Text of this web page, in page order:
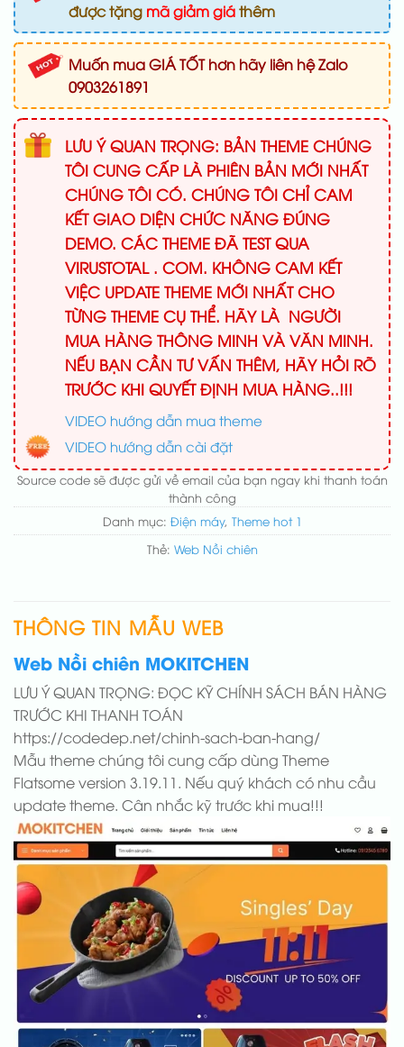
được tặng mã giảm giáthêm
Muốn mua GIÁ TỐT hơn hãy liên hệ Zalo
0903261891
LƯU Ý QUAN TRỌNG: BẢN THEME CHÚNG
TÔI CUNG CẤP LÀ PHIÊN BẢN MỚI NHẤT
CHÚNG TÔI CÓ. CHÚNG TÔI CHỈ CAM
KẾT GIAO DIỆN CHỨC NĂNG ĐÚNG
DEMO. CÁC THEME ĐÃ TEST QUA
VIRUSTOTAL . COM. KHÔNG CAM KẾT
VIỆC UPDATE THEME MỚI NHẤT CHO
TỪNG THEME CỤ THỂ. HÃY LÀ NGƯỜI
MUA HÀNG THÔNG MINH VÀ VĂN MINH.
NẾU BẠN CẦN TƯ VẤN THÊM, HÃY HỎI RÕ
TRƯỚC KHI QUYẾT ĐỊNH MUA HÀNG..!!!
VIDEO hướng dẫn mua theme
VIDEO hướng dẫn cài đặt
Source code sẽ được gửi về email của bạn ngay khi thanh toán
thành công
Danh mục: Điện máy, Theme hot 1
Thẻ: Web Nồi chiên
THÔNG TIN MẪU WEB
Web Nồi chiên MOKITCHEN
LƯU Ý QUAN TRỌNG: ĐỌC KỸ CHÍNH SÁCH BÁN HÀNG
TRƯỚC KHI THANH TOÁN
https://codedep.net/chinh-sach-ban-hang/
Mẫu theme chúng tôi cung cấp dùng Theme
Flatsome version 3.19.11. Nếu quý khách có nhu cầu
update theme. Cân nhắc kỹ trước khi mua!!!